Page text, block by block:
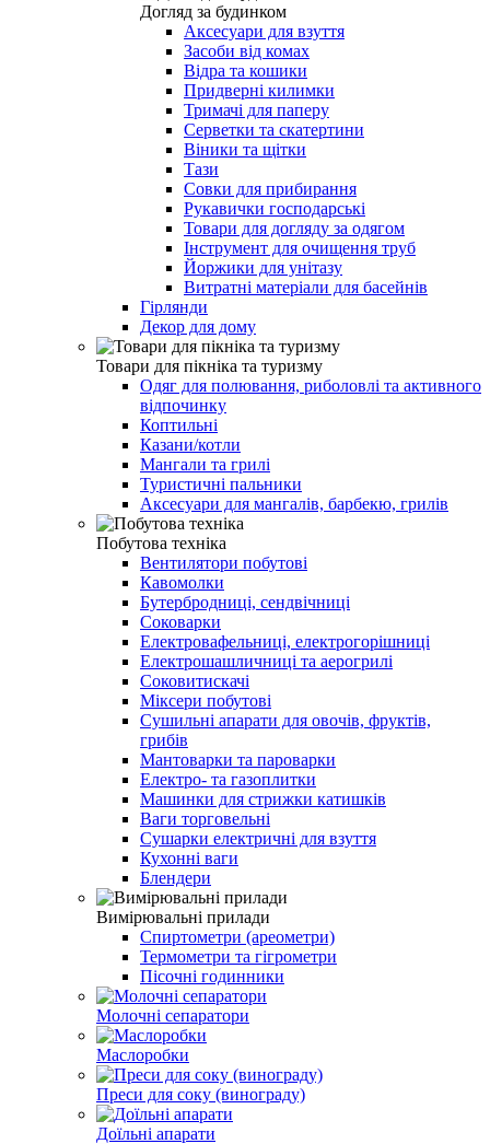
Догляд за будинком
Аксесуари для взуття
Засоби від комах
Відра та кошики
Придверні килимки
Тримачі для паперу
Серветки та скатертини
Віники та щітки
Тази
Совки для прибирання
Рукавички господарські
Товари для догляду за одягом
Інструмент для очищення труб
Йоржики для унітазу
Витратні матеріали для басейнів
Гірлянди
Декор для дому
Товари для пікніка та туризму
Одяг для полювання, риболовлі та активного
відпочинку
Коптильні
Казани/котли
Мангали та грилі
Туристичні пальники
Аксесуари для мангалів, барбекю, грилів
Побутова техніка
Вентилятори побутові
Кавомолки
Бутербродниці, сендвічниці
Соковарки
Електровафельниці, електрогорішниці
Електрошашличниці та аерогрилі
Соковитискачі
Міксери побутові
Сушильні апарати для овочів, фруктів,
грибів
Мантоварки та пароварки
Електро- та газоплитки
Машинки для стрижки катишків
Ваги торговельні
Сушарки електричні для взуття
Кухонні ваги
Блендери
Вимірювальні прилади
Спиртометри (ареометри)
Термометри та гігрометри
Пісочні годинники
Молочні сепаратори
Маслоробки
Преси для соку (винограду)
Доїльні апарати